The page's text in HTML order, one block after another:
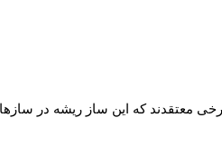
معتقدند که این ساز ریشه در